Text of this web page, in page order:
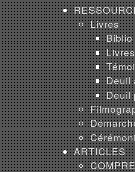
Livres
Deuil
Deuil
ARTICLES